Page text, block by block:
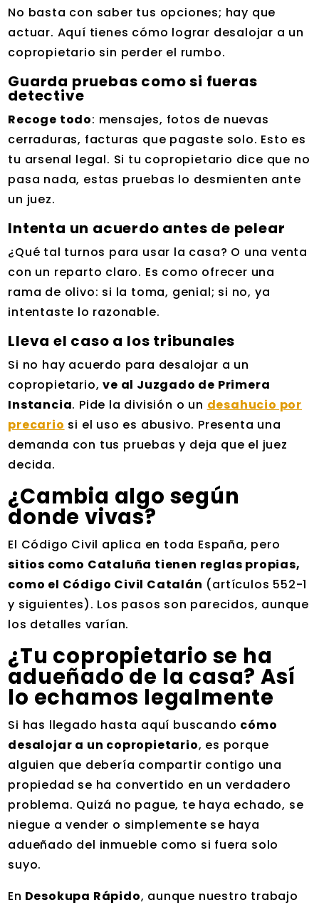
No basta con saber tus opciones; hay que
actuar. Aquí tienes cómo lograr desalojar a un
copropietario sin perder el rumbo.
Guarda pruebas como si fueras
detective
Recoge todo: mensajes, fotos de nuevas
cerraduras, facturas que pagaste solo. Esto es
tu arsenal legal. Si tu copropietario dice que no
pasa nada, estas pruebas lo desmienten ante
un juez.
Intenta un acuerdo antes de pelear
¿Qué tal turnos para usar la casa? O una venta
con un reparto claro. Es como ofrecer una
rama de olivo: si la toma, genial; si no, ya
intentaste lo razonable.
Lleva el caso a los tribunales
Si no hay acuerdo para desalojar a un
copropietario,ve al Juzgado de Primera
Instancia. Pide la división o un desahucio por
precario si el uso es abusivo. Presenta una
demanda con tus pruebas y deja que el juez
decida.
¿Cambia algo según
donde vivas?
El Código Civil aplica en toda España, pero
sitios como Cataluña tienen reglas propias,
como el Código Civil Catalán (artículos 552-1
y siguientes). Los pasos son parecidos, aunque
los detalles varían.
¿Tu copropietario se ha
adueñado de la casa? Así
lo echamos legalmente
Si has llegado hasta aquí buscando cómo
desalojar a un copropietario, es porque
alguien que debería compartir contigo una
propiedad se ha convertido en un verdadero
problema. Quizá no pague, te haya echado, se
niegue a vender o simplemente se haya
adueñado del inmueble como si fuera solo
suyo.
En Desokupa Rápido, aunque nuestro trabajo